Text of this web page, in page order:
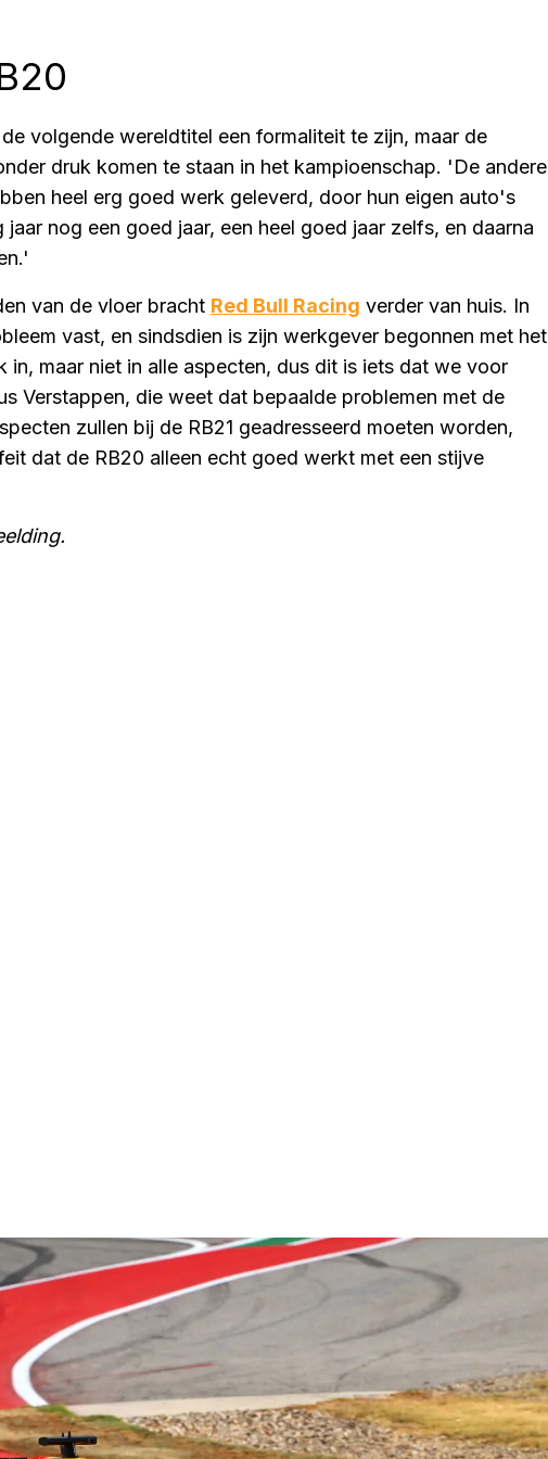
volgende wereldtitel een formaliteit te zijn, maar de
druk komen te staan in het kampioenschap. 'De andere
heel erg goed werk geleverd, door hun eigen auto's
nog een goed jaar, een heel goed jaar zelfs, en daarna
van de vloer bracht Red Bull Racing verder van huis. In
vast, en sindsdien is zijn werkgever begonnen met het
maar niet in alle aspecten, dus dit is iets dat we voor
Verstappen, die weet dat bepaalde problemen met de
zullen bij de RB21 geadresseerd moeten worden,
dat de RB20 alleen echt goed werkt met een stijve